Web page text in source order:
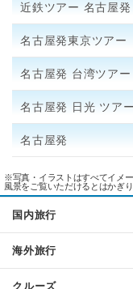
近鉄ツアー 名古屋発
名古屋発東京ツアー
名古屋発 台湾ツアー
名古屋発 日光 ツアー
名古屋発
※写真・イラストはすべてイメ
風景をご覧いただけるとはかぎ
国内旅行
海外旅行
クルーズ